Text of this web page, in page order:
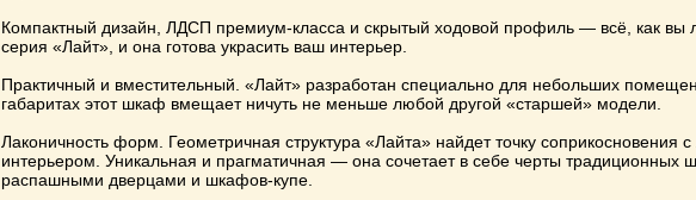
Компактный дизайн, ЛДСП премиум-класса и скрытый ходовой профиль — всё, как вы
серия «Лайт», и она готова украсить ваш интерьер.
Практичный и вместительный. «Лайт» разработан специально для небольших
габаритах этот шкаф вмещает ничуть не меньше любой другой «старшей» модели.
Лаконичность форм. Геометричная структура «Лайта» найдет точку соприкосновения
интерьером. Уникальная и прагматичная — она сочетает в себе черты традиционных
распашными дверцами и шкафов-купе.